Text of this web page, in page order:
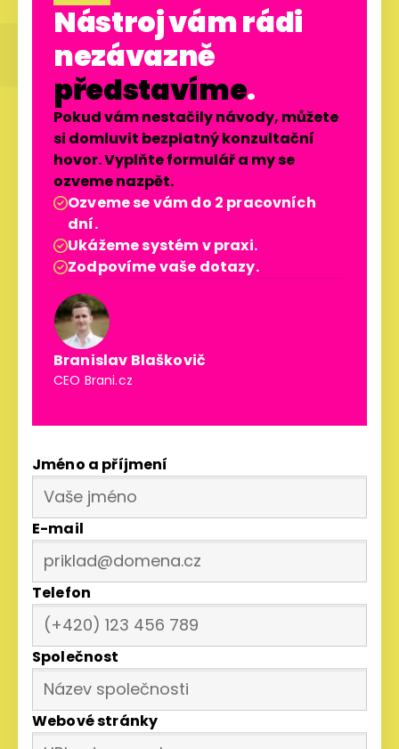
Nástroj vám rádi
nezávazně
představíme.
Pokud vám nestačily návody, můžete
si domluvit bezplatný konzultační
hovor. Vyplňte formulář a my se
ozveme nazpět.
Ozveme se vám do 2 pracovních
dní.
Ukážeme systém v praxi.
Zodpovíme vaše dotazy.
Branislav Blaškovič
CEO Brani.cz
Jméno a příjmení
E-mail
Telefon
Společnost
Webové stránky